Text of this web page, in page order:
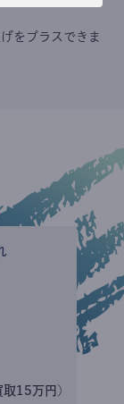
をプラスできま
取15万円)